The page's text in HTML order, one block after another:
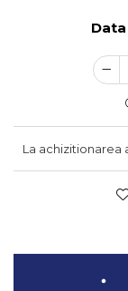
Jocuri de masa
Jocuri de
Vezi toate
La achizitionarea